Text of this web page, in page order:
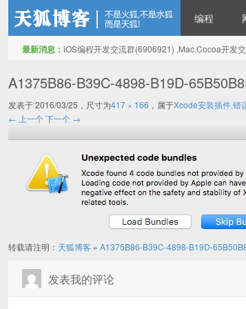
编程
最新消息： iOS编程开发交流群(6906921) ,Mac.Cocoa开发
A1375B86-B39C-4898-B19D-
发表于2016/03/25 ，尺寸为417 × 166 ，属于Xcode安装插件,错
← 上一个 下一个 →
转载请注明： 天狐博客 » A1375B86-B39C-4898-B19D-
发表我的评论